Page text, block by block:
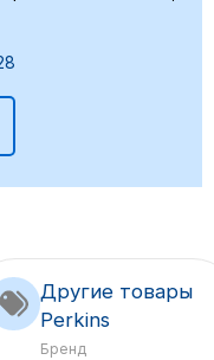
Другие товары
Perkins
Бренд